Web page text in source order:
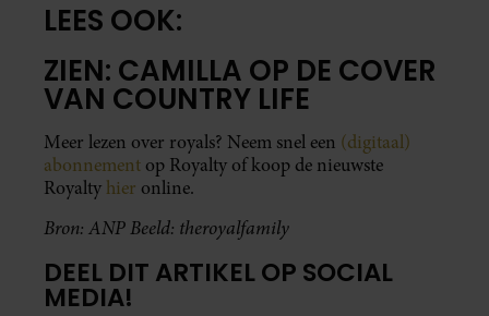
LEES OOK:
ZIEN: CAMILLA OP DE COVER
VAN COUNTRY LIFE
Meer lezen over royals? Neem snel een (digitaal)
abonnement op Royalty of koop de nieuwste
Royalty hier online.
Bron: ANPBeeld: theroyalfamily
DEEL DIT ARTIKEL OP SOCIAL
MEDIA!